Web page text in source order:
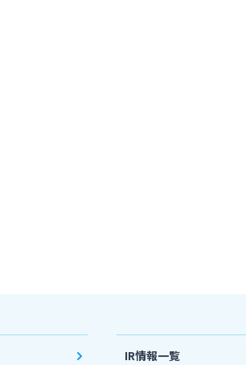
IR情報一覧